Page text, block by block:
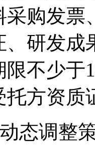
采购发票
、研发成
限不少于
托方资质
调整策